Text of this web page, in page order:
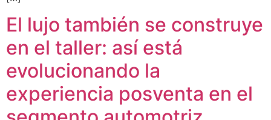
El lujo también se construye
en el taller: así está
evolucionando la
experiencia posventa en el